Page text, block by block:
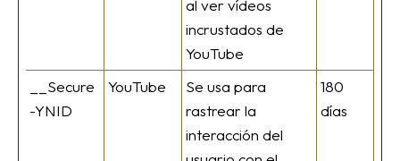
al ver vídeos
incrustados de
YouTube
__Secure
-YNID
YouTube
Se usa para
rastrear la
interacción del
180
días